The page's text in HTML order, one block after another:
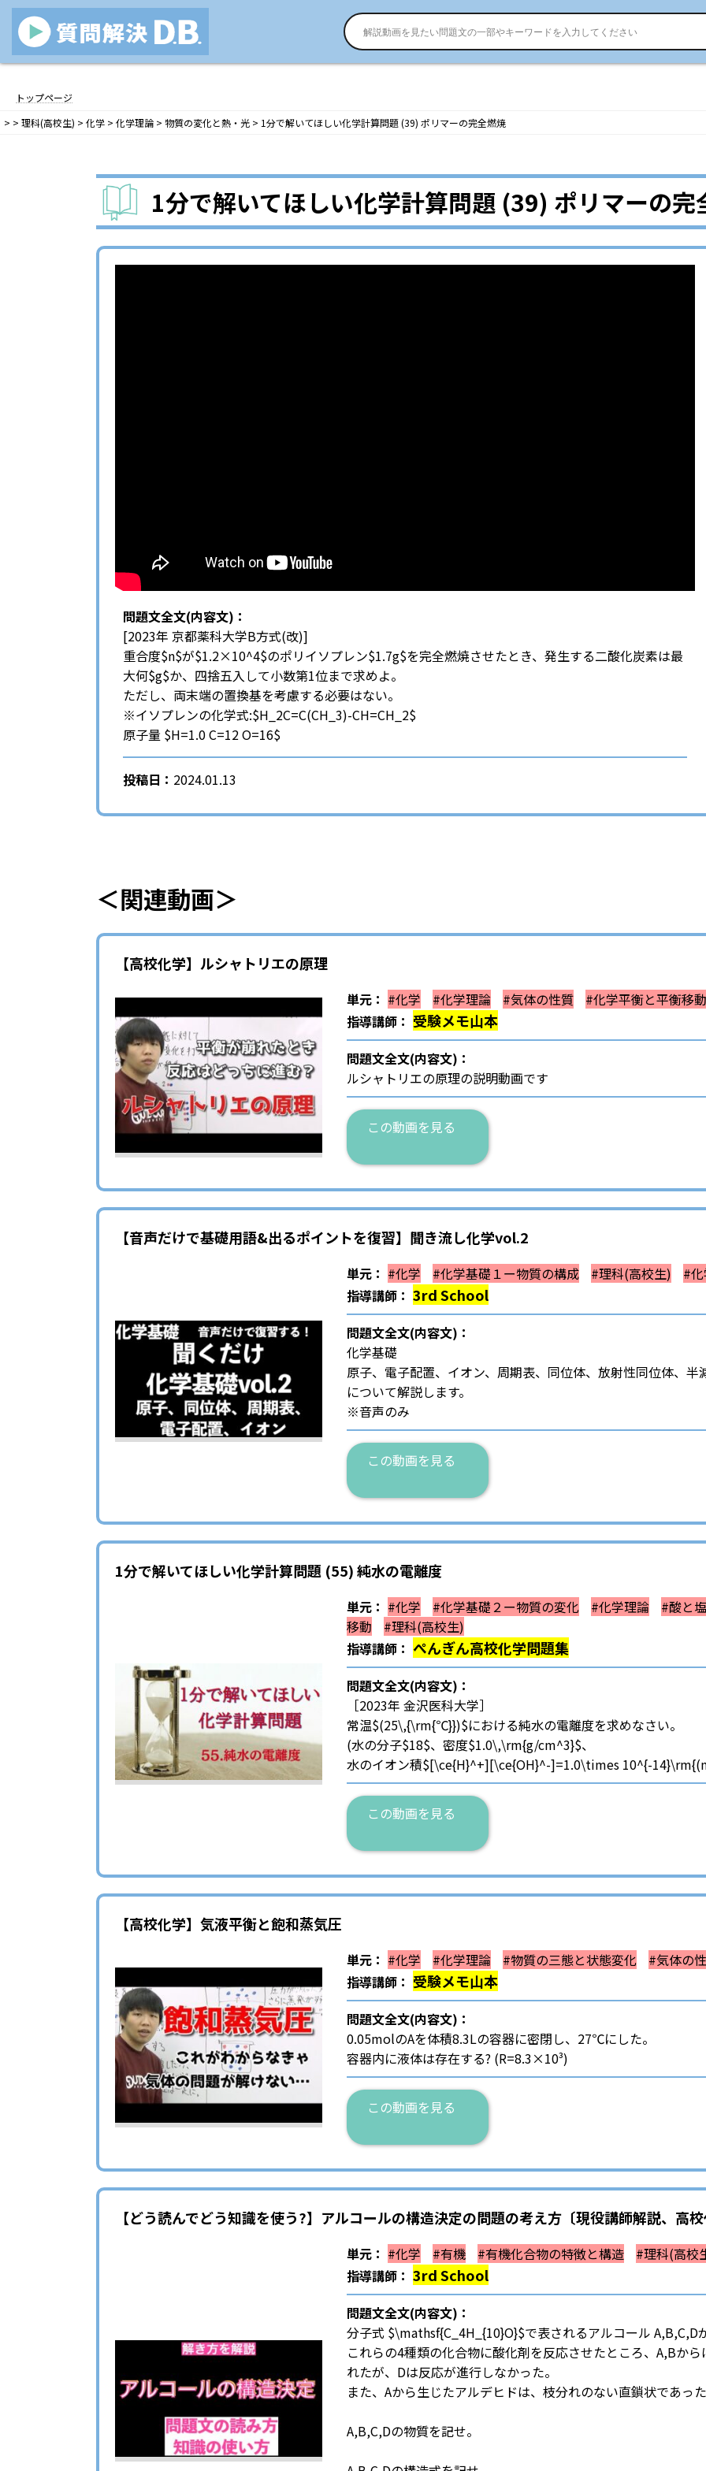
コ
ン
ン
ナ
ビ
ー
トップページ
> > 理科(高校生) > 化学 > 化学理論 > 物質の変化と熱・光 > 1分で解いてほしい化学計算問題 (39) ポリマーの完全燃焼
1分で解いてほしい化学計算問題 (39) ポリマーの完
問題文全文(内容文)：
[2023年 京都薬科大学B方式(改)]
重合度$n$が$1.2×10^4$のポリイソプレン$1.7g$を完全燃焼させたとき、発生する二酸化炭素は最
大何$g$か、四捨五入して小数第1位まで求めよ。
ただし、両末端の置換基を考慮する必要はない。
※イソプレンの化学式:$H_2C=C(CH_3)-CH=CH_2$
原子量 $H=1.0 C=12 O=16$
投稿日： 2024.01.13
＜関連動画＞
【高校化学】ルシャトリエの原理
単元： #化学 #化学理論 #気体の性質
#化学平衡と平衡移
指導講師： 受験メモ山本
問題文全文(内容文)：
ルシャトリエの原理の説明動画です
この動画を見る
【音声だけで基礎用語&出るポイントを復習】聞き流し化学vol.2
単元： #化学 #化学基礎１ー物質の構成 #理科(高校生)
#
指導講師： 3rd School
問題文全文(内容文)：
化学基礎
原子、電子配置、イオン、周期表、同位体、放射性同位体、
について解説します。
※音声のみ
この動画を見る
1分で解いてほしい化学計算問題 (55) 純水の電離度
単元： #化学 #化学基礎２ー物質の変化 #化学理論
#酸と
移動
#理科(高校生)
指導講師： ぺんぎん高校化学問題集
問題文全文(内容文)：
［2023年 金沢医科大学］
常温$(25\,{\rm{℃}})$における純水の電離度を求めなさい。
(水の分子$18$、密度$1.0\,\rm{g/cm^3}$、
水のイオン積$[\ce{H}^+][\ce{OH}^-]=1.0\times 10^{-
この動画を見る
【高校化学】気液平衡と飽和蒸気圧
単元： #化学 #化学理論 #物質の三態と状態変化
#気体の
指導講師： 受験メモ山本
問題文全文(内容文)：
0.05molのAを体積8.3Lの容器に密閉し、27℃にした。
容器内に液体は存在する? (R=8.3×10³)
この動画を見る
【どう読んでどう知識を使う?】アルコールの構造決定の問題の考え方〔現役講師解説、高
単元： #化学 #有機 #有機化合物の特徴と構造
#理科(高校
指導講師： 3rd School
問題文全文(内容文)：
分子式 $\mathsf{C_4H_{10}O}$で表されるアルコール A,B,C,D
これらの4種類の化合物に酸化剤を反応させたところ、A,Bか
れたが、Dは反応が進行しなかった。
また、Aから生じたアルデヒドは、枝分れのない直鎖状であっ
A,B,C,Dの物質を記せ。